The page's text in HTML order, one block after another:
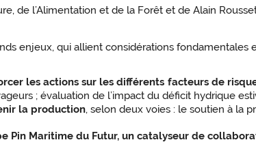
de l’Alimentation et de la Forêt et de Alain
enjeux, qui allient considérations
les actions sur les différents facteurs de
; évaluation de l’impact du déficit hydrique
la production, selon deux voies : le soutien à la
Pin Maritime du Futur, un catalyseur de